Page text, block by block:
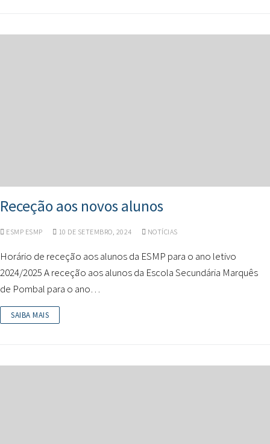
Receção aos novos alunos
ESMP ESMP 10 DE SETEMBRO, 2024 NOTÍCIAS
Horário de receção aos alunos da ESMP para o ano letivo
2024/2025 A receção aos alunos da Escola Secundária Marquês
de Pombal para o ano…
SAIBA MAIS